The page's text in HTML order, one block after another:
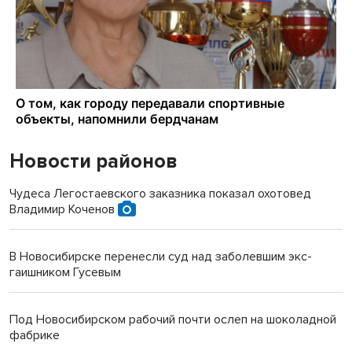
Новости районов
Чудеса Легостаевского заказника показал охотовед
Владимир Коченов
В Новосибирске перенесли суд над заболевшим экс-
гаишником Гусевым
Под Новосибирском рабочий почти ослеп на шоколадной
фабрике